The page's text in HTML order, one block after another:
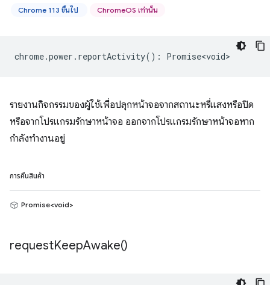
Chrome 113 ขึ้นไป ChromeOS เท่านั้น
chrome.power . reportActivity() : Promise<void>
รายงานกิจกรรมของผู้ใช้เพื่อปลุกหน้าจอจากสถานะหรี่แสงหรือปิด
หรือจากโปรแกรมรักษาหน้าจอ ออกจากโปรแกรมรักษาหน้าจอหาก
กำลังทำงานอยู่
การคืนสินค้า
Promise<void>
requestKeepAwake()